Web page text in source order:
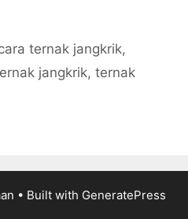
ternak jangkrik,
jangkrik, ternak
• Built with GeneratePress